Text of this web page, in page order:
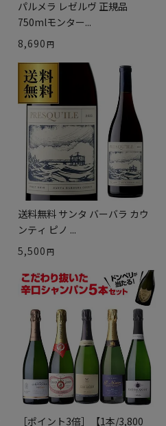
パルメラ レゼルヴ 正規品
750mlモンター...
8,690
送料無料 サンタ バーバラ カウ
ンティ ピノ ...
5,500
［ポイント3倍］【1本/3,800